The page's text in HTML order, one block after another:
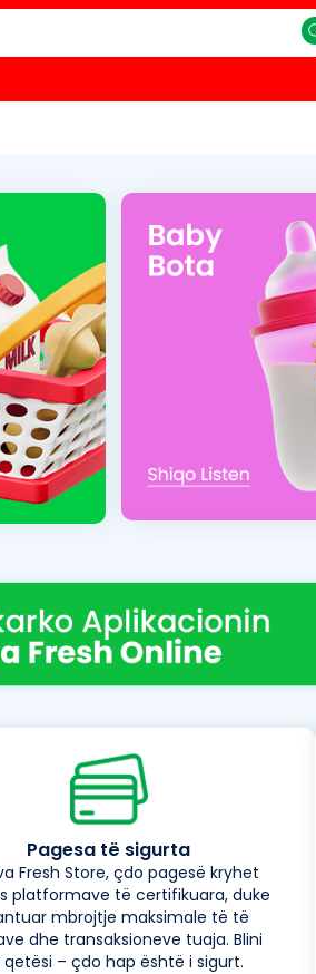
Pagesa të sigurta
Fresh Store, çdo pagesë kryhet
platformave të certifikuara, duke
mbrojtje maksimale të të
dhe transaksioneve tuaja. Blini
– çdo hap është i sigurt.